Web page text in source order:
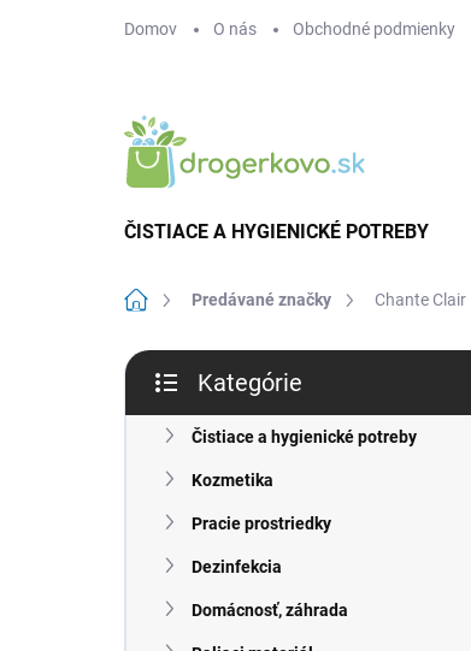
Domov O nás Obchodné podmienky
ČISTIACE A HYGIENICKÉ POTREBY
DomovPredávané značky Chante Clair
B
č
kategórie
Kategórie
Čistiace a hygienické potreby
Kozmetika
Pracie prostriedky
Dezinfekcia
Domácnosť, záhrada